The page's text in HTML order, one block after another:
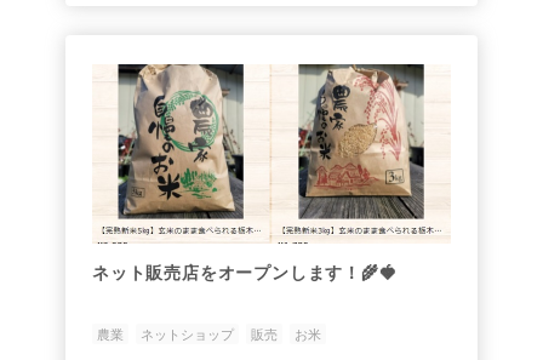
ネット販売店をオープンします！🌾🍓
農業 ネットショップ 販売 お米